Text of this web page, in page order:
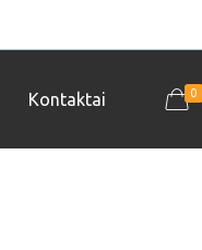
Kontaktai 0